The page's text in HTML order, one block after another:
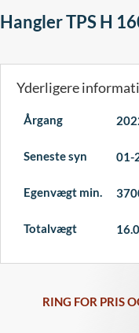
Hangler TPS H
Yderligere
Årgang
Seneste syn 01-
Egenvægt min.
Totalvægt
RING FOR PRIS